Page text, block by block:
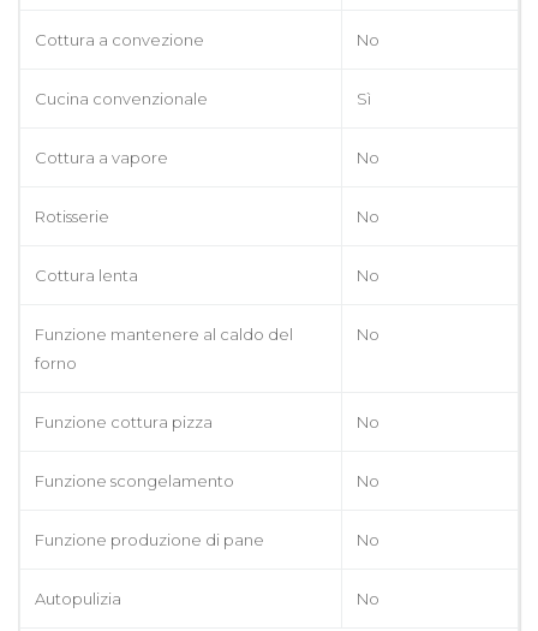
Cottura a convezione No
Cucina convenzionale Sì
Cottura a vapore No
Rotisserie No
Cottura lenta No
Funzione mantenere al caldo del
forno
No
Funzione cottura pizza No
Funzione scongelamento No
Funzione produzione di pane No
Autopulizia No